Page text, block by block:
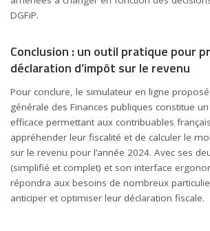
DGFiP.
Conclusion : un outil pratique pour
déclaration d’impôt sur le revenu
Pour conclure, le simulateur en ligne
générale des Finances publiques constitue
efficace permettant aux contribuables
appréhender leur fiscalité et de calculer le
sur le revenu pour l’année 2024. Avec ses
(simplifié et complet) et son interface
répondra aux besoins de nombreux
anticiper et optimiser leur déclaration fiscale.